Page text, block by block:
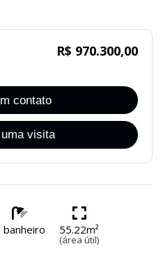
R$ 970.300,00
contato
visita
banheiro 55.22m²
(área útil)